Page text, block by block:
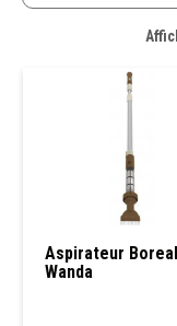
Aspirateur Boreal
Wanda